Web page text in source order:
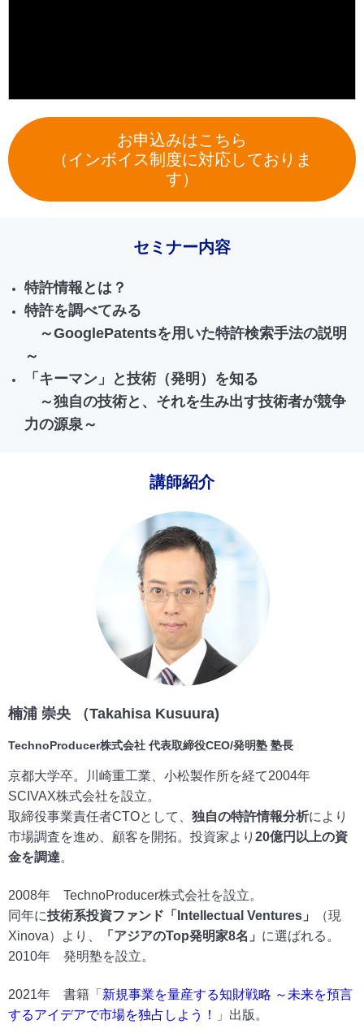
お申込みはこちら
（インボイス制度に対応しておりま
す）
セミナー内容
特許情報とは？
特許を調べてみる
～GooglePatentsを用いた特許検索手法の説明
～
「キーマン」と技術（発明）を知る
～独自の技術と、それを生み出す技術者が競争
力の源泉～
講師紹介
楠浦 崇央 （Takahisa Kusuura)
TechnoProducer株式会社 代表取締役CEO/発明塾 塾長
京都大学卒。川崎重工業、小松製作所を経て2004年
SCIVAX株式会社を設立。
取締役事業責任者CTOとして、 独自の特許情報分析により
市場調査を進め、顧客を開拓。投資家より 20億円以上の資
金を調達。
2008年 TechnoProducer株式会社を設立。
同年に技術系投資ファンド「Intellectual Ventures」
（現
Xinova）より、
「アジアのTop発明家8名」 に選ばれる。
2010年 発明塾を設立。
2021年 書籍「 新規事業を量産する知財戦略 ～未来を預言
するアイデアで市場を独占しよう！
」出版。